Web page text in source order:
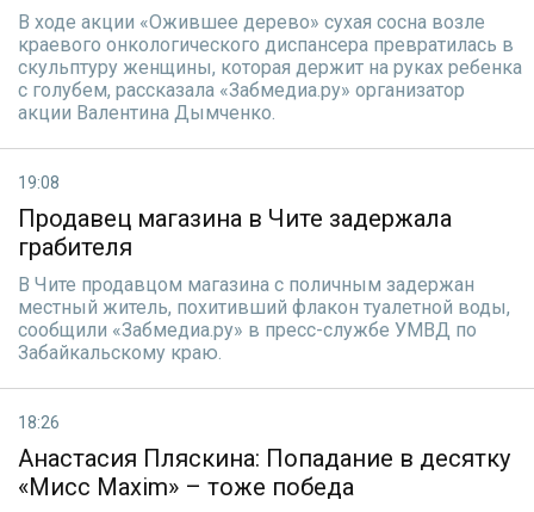
В ходе акции «Ожившее дерево» сухая сосна возле
краевого онкологического диспансера превратилась в
скульптуру женщины, которая держит на руках ребенка
с голубем, рассказала «Забмедиа.ру» организатор
акции Валентина Дымченко.
19:08
Продавец магазина в Чите задержала
грабителя
В Чите продавцом магазина с поличным задержан
местный житель, похитивший флакон туалетной воды,
сообщили «Забмедиа.ру» в пресс-службе УМВД по
Забайкальскому краю.
18:26
Анастасия Пляскина: Попадание в десятку
«Мисс Maxim» – тоже победа